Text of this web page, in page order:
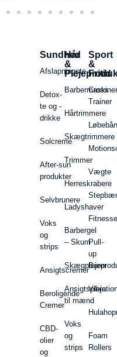
Sundhed
Afslapningste
Detox-
te og -
drikke
Solcreme
After-sun
produkter
Selvbrunere
Voks
og
strips
Ansigtscremer
Beroligende
Cremer
CBD-
olier
og
Hår
&
Hårtrimmere
Skægtrimmere
Trimmer
Herreskrabere
Ladyshaver
Barbergel
– Skum
Ansigtspleje
til mænd
Voks
og
strips
Sport
&
Fritid
Cross
Trainer
Vægte
Pull-
up
Barer
Foam
Rollers